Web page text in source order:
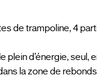
de trampoline, 4
d’énergie, seul,
la zone de